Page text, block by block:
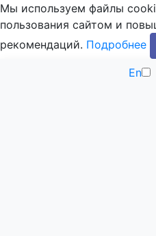
Мы используем файлы
пользования сайтом и
рекомендаций. Подробнее
En